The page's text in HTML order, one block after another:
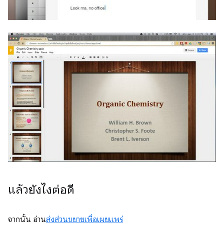
แล้วยังไงต่อดี
จากนั้น อ่านส่งส่วนขยายเพื่อเผยแพร่